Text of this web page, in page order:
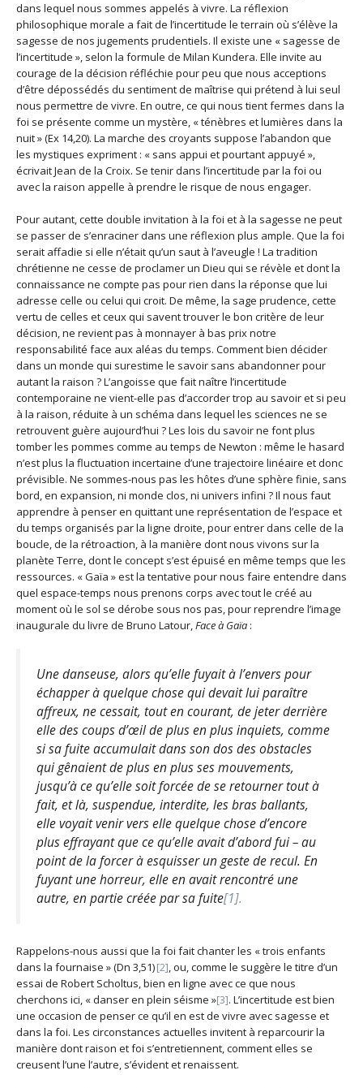
dans lequel nous sommes appelés à vivre. La réflexion
philosophique morale a fait de l’incertitude le terrain où s’élève la
sagesse de nos jugements prudentiels. Il existe une « sagesse de
l’incertitude », selon la formule de Milan Kundera. Elle invite au
courage de la décision réfléchie pour peu que nous acceptions
d’être dépossédés du sentiment de maîtrise qui prétend à lui seul
nous permettre de vivre. En outre, ce qui nous tient fermes dans la
foi se présente comme un mystère, « ténèbres et lumières dans la
nuit » (Ex 14,20). La marche des croyants suppose l’abandon que
les mystiques expriment : « sans appui et pourtant appuyé »,
écrivait Jean de la Croix. Se tenir dans l’incertitude par la foi ou
avec la raison appelle à prendre le risque de nous engager.
Pour autant, cette double invitation à la foi et à la sagesse ne peut
se passer de s’enraciner dans une réflexion plus ample. Que la foi
serait affadie si elle n’était qu’un saut à l’aveugle ! La tradition
chrétienne ne cesse de proclamer un Dieu qui se révèle et dont la
connaissance ne compte pas pour rien dans la réponse que lui
adresse celle ou celui qui croit. De même, la sage prudence, cette
vertu de celles et ceux qui savent trouver le bon critère de leur
décision, ne revient pas à monnayer à bas prix notre
responsabilité face aux aléas du temps. Comment bien décider
dans un monde qui surestime le savoir sans abandonner pour
autant la raison ? L’angoisse que fait naître l’incertitude
contemporaine ne vient-elle pas d’accorder trop au savoir et si peu
à la raison, réduite à un schéma dans lequel les sciences ne se
retrouvent guère aujourd’hui ? Les lois du savoir ne font plus
tomber les pommes comme au temps de Newton : même le hasard
n’est plus la fluctuation incertaine d’une trajectoire linéaire et donc
prévisible. Ne sommes-nous pas les hôtes d’une sphère finie, sans
bord, en expansion, ni monde clos, ni univers infini ? Il nous faut
apprendre à penser en quittant une représentation de l’espace et
du temps organisés par la ligne droite, pour entrer dans celle de la
boucle, de la rétroaction, à la manière dont nous vivons sur la
planète Terre, dont le concept s’est épuisé en même temps que les
ressources. « Gaïa » est la tentative pour nous faire entendre dans
quel espace-temps nous prenons corps avec tout le créé au
moment où le sol se dérobe sous nos pas, pour reprendre l’image
inaugurale du livre de Bruno Latour, Face à Gaïa :
Une danseuse, alors qu’elle fuyait à l’envers pour
échapper à quelque chose qui devait lui paraître
affreux, ne cessait, tout en courant, de jeter derrière
elle des coups d’œil de plus en plus inquiets, comme
si sa fuite accumulait dans son dos des obstacles
qui gênaient de plus en plus ses mouvements,
jusqu’à ce qu’elle soit forcée de se retourner tout à
fait, et là, suspendue, interdite, les bras ballants,
elle voyait venir vers elle quelque chose d’encore
plus effrayant que ce qu’elle avait d’abord fui – au
point de la forcer à esquisser un geste de recul. En
fuyant une horreur, elle en avait rencontré une
autre, en partie créée par sa fuite[1].
Rappelons-nous aussi que la foi fait chanter les « trois enfants
dans la fournaise » (Dn 3,51)[2], ou, comme le suggère le titre d’un
essai de Robert Scholtus, bien en ligne avec ce que nous
cherchons ici, « danser en plein séisme »[3]. L’incertitude est bien
une occasion de penser ce qu’il en est de vivre avec sagesse et
dans la foi. Les circonstances actuelles invitent à reparcourir la
manière dont raison et foi s’entretiennent, comment elles se
creusent l’une l’autre, s’évident et renaissent.